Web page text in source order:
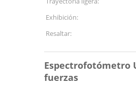
Exhibición:
Resaltar:
Espectrofotómetro
fuerzas